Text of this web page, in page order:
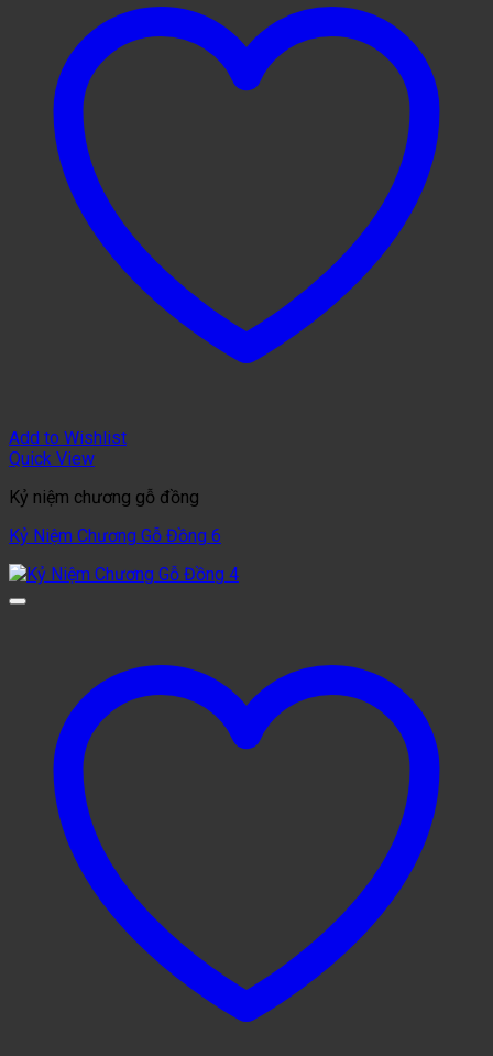
Add to Wishlist
Quick View
Kỷ niệm chương gỗ đồng
Kỷ Niệm Chương Gỗ Đồng 6